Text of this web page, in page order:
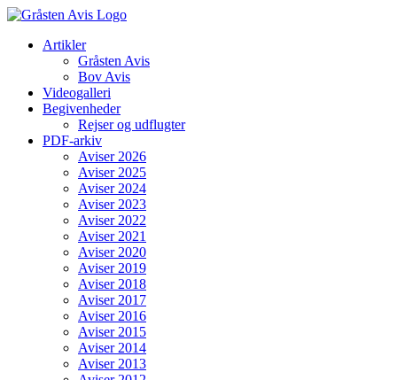
Skip
contentArtikler
Gråsten Avis
Bov Avis
Videogalleri
Begivenheder
Rejser og udflugter
PDF-arkiv
Aviser 2026
Aviser 2025
Aviser 2024
Aviser 2023
Aviser 2022
Aviser 2021
Aviser 2020
Aviser 2019
Aviser 2018
Aviser 2017
Aviser 2016
Aviser 2015
Aviser 2014
Aviser 2013